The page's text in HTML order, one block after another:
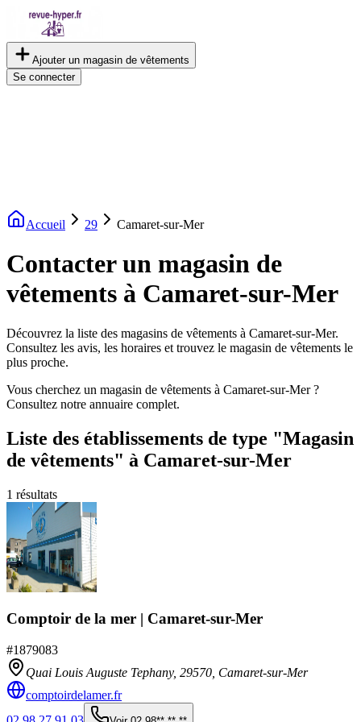
Ajouter un magasin de vêtements
Se connecter
Accueil 29 Camaret-sur-Mer
Contacter un magasin de
vêtements à Camaret-sur-Mer
Découvrez la liste des magasins de vêtements à Camaret-sur-Mer.
Consultez les avis, les horaires et trouvez le magasin de vêtements le
plus proche.
Vous cherchez un magasin de vêtements à Camaret-sur-Mer ?
Consultez notre annuaire complet.
Liste des établissements de type "Magasin
de vêtements" à Camaret-sur-Mer
1 résultats
Comptoir de la mer | Camaret-sur-Mer
#1879083
Quai Louis Auguste Tephany, 29570 Camaret-sur-Mer
comptoirdelamer.fr